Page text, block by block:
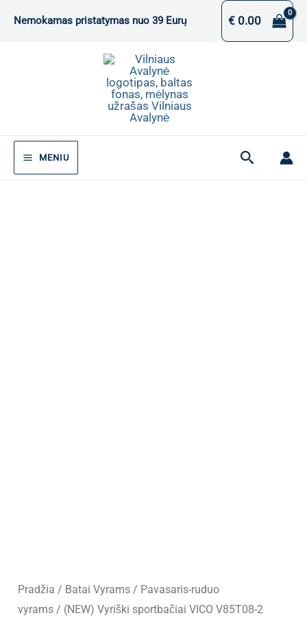
Nemokamas pristatymas nuo 39 Eurų €0.00
MENIU Paieška
Pradžia / Batai Vyrams / Pavasaris-ruduo
vyrams / (NEW) Vyriški sportbačiai VICO V85T08-2